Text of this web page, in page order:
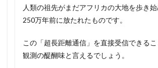
人類の祖先がまだアフリカの大地を歩き
250万年前に放たれたものです。
この「超長距離通信」を直接受信できる
観測の醍醐味と言えるでしょう。